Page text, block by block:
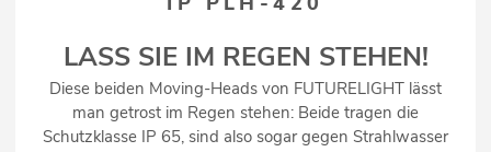
LASS SIE IM REGEN STEHEN!
Diese beiden Moving-Heads von FUTURELIGHT lässt
man getrost im Regen stehen: Beide tragen die
Schutzklasse IP 65, sind also sogar gegen Strahlwasser